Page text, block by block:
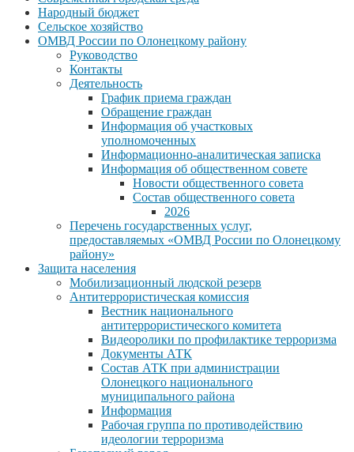
Народный бюджет
Сельское хозяйство
ОМВД России по Олонецкому району
Руководство
Контакты
Деятельность
График приема граждан
Обращение граждан
Информация об участковых
уполномоченных
Информационно-аналитическая записка
Информация об общественном совете
Новости общественного совета
Состав общественного совета
2026
Перечень государственных услуг,
предоставляемых «ОМВД России по Олонецкому
району»
Защита населения
Мобилизационный людской резерв
Антитеррористическая комиссия
Вестник национального
антитеррористического комитета
Видеоролики по профилактике терроризма
Документы АТК
Состав АТК при администрации
Олонецкого национального
муниципального района
Информация
Рабочая группа по противодействию
идеологии терроризма